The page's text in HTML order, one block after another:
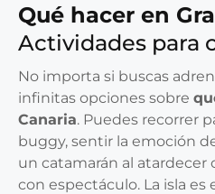
Qué hacer en
Actividades para
No importa si buscas
infinitas opciones sobre
Canaria. Puedes recorrer
buggy, sentir la emoción
un catamarán al atardecer
con espectáculo. La isla